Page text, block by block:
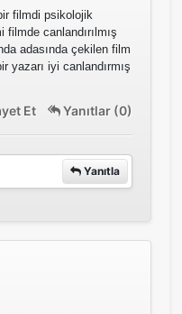
filmdi psikolojik
filmde canlandırılmış
adasında çekilen film
yazarı iyi canlandırmış
Et Yanıtlar (0)
Yanıtla